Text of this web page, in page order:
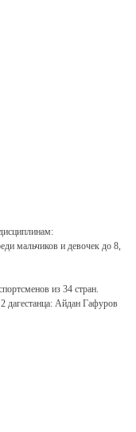
мальчиков и девочек до 8,
из 34 стран.
дагестанца: Айдан Гафуров